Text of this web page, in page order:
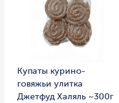
Купаты курино-
говяжьи улитка
Джетфуд Халяль ~300г